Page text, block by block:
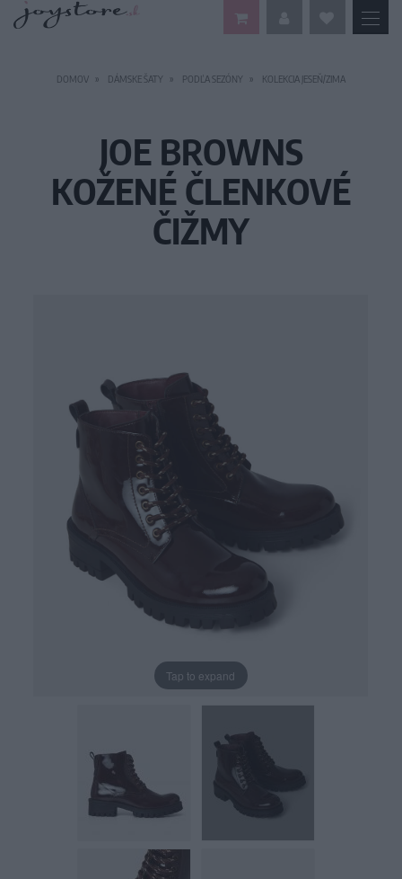
DOMOV DÁMSKE ŠATY PODĽA SEZÓNY KOLEKCIA JESEŇ/ZIMA
JOE BROWNS
KOŽENÉ ČLENKOVÉ
ČIŽMY
Tap to expand